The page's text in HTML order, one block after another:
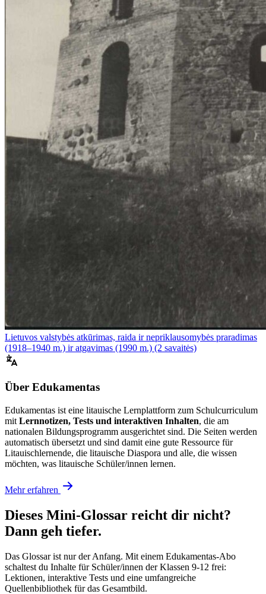
Lietuvos valstybės atkūrimas, raida ir nepriklausomybės praradimas
(1918–1940 m.) ir atgavimas (1990 m.) (2 savaitės)
Über Edukamentas
Edukamentas ist eine litauische Lernplattform zum Schulcurriculum
mit Lernnotizen, Tests und interaktiven Inhalten, die am
nationalen Bildungsprogramm ausgerichtet sind. Die Seiten werden
automatisch übersetzt und sind damit eine gute Ressource für
Litauischlernende, die litauische Diaspora und alle, die wissen
möchten, was litauische Schüler/innen lernen.
Mehr erfahren
Dieses Mini-Glossar reicht dir nicht?
Dann geh tiefer.
Das Glossar ist nur der Anfang. Mit einem Edukamentas-Abo
schaltest du Inhalte für Schüler/innen der Klassen 9-12 frei:
Lektionen, interaktive Tests und eine umfangreiche
Quellenbibliothek für das Gesamtbild.